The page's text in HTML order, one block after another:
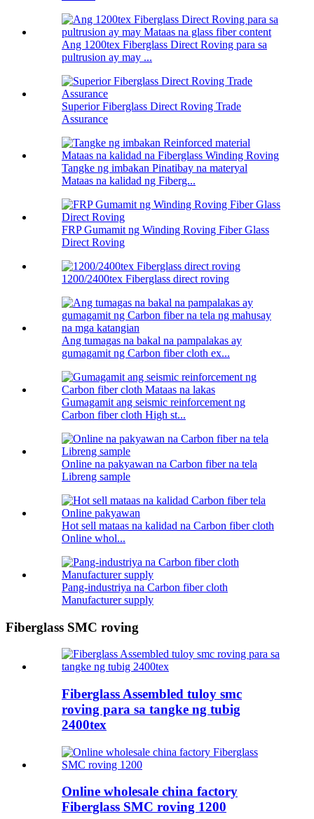
Ang 1200tex Fiberglass Direct Roving para sa
pultrusion ay may ...
Superior Fiberglass Direct Roving Trade
Assurance
Tangke ng imbakan Pinatibay na materyal
Mataas na kalidad ng Fiberg...
FRP Gumamit ng Winding Roving Fiber Glass
Direct Roving
1200/2400tex Fiberglass direct roving
Ang tumagas na bakal na pampalakas ay
gumagamit ng Carbon fiber cloth ex...
Gumagamit ang seismic reinforcement ng
Carbon fiber cloth High st...
Online na pakyawan na Carbon fiber na tela
Libreng sample
Hot sell mataas na kalidad na Carbon fiber cloth
Online whol...
Pang-industriya na Carbon fiber cloth
Manufacturer supply
Fiberglass SMC roving
Fiberglass Assembled tuloy smc
roving para sa tangke ng tubig
2400tex
Online wholesale china factory
Fiberglass SMC roving 1200